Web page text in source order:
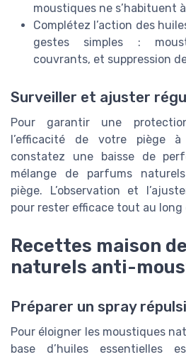
moustiques ne s’habituent
Complétez l’action des
gestes simples :
couvrants, et suppression
Surveiller et ajuster
Pour garantir une
l’efficacité de votre piège
constatez une baisse de
mélange de parfums
piège. L’observation et
pour rester efficace tout au long
Recettes maison
naturels anti-
Préparer un spray
Pour éloigner les moustiques
base d’huiles essentielles